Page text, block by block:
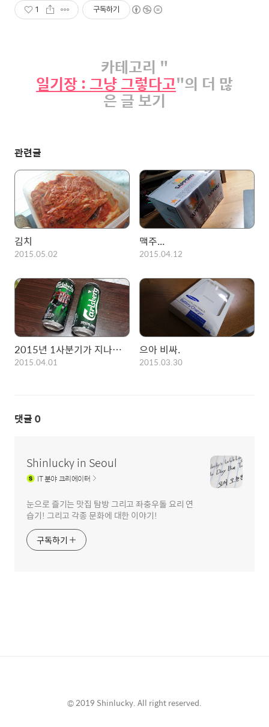
1 구독하기
카테고리 "
일기장 : 그냥 그렇다고"의 더 많
은 글 보기
관련글
김치
2015.05.02
맥주...
2015.04.12
2015년 1사분기가 지나버렸다...
2015.04.01
으아 비싸.
2015.03.30
댓글 0
Shinlucky in Seoul
IT분야 크리에이터
눈으로 즐기는 맛집 탐방 그리고 좌충우돌 요리 연
습기! 그리고 각종 문화에 대한 이야기!
구독하기
© 2019 Shinlucky. All right reserved.